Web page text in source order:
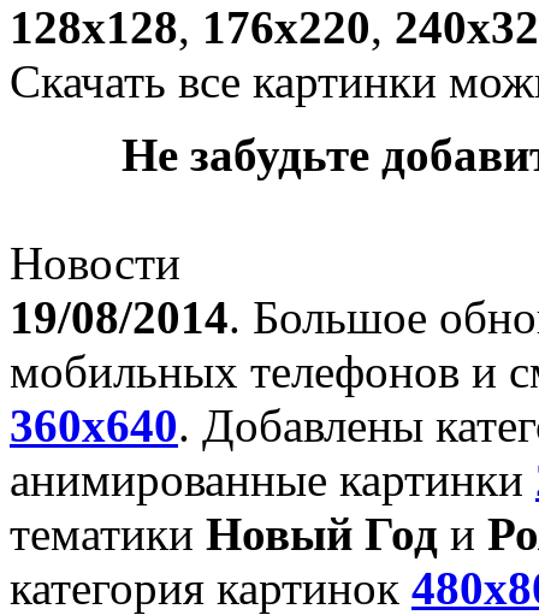
128х128, 176х220,
Скачать все картинки
Не забудьте
Новости
19/08/2014. Большое
мобильных телефонов и
360x640. Добавлены
анимированные картинки
тематики Новый Год и
категория картинок